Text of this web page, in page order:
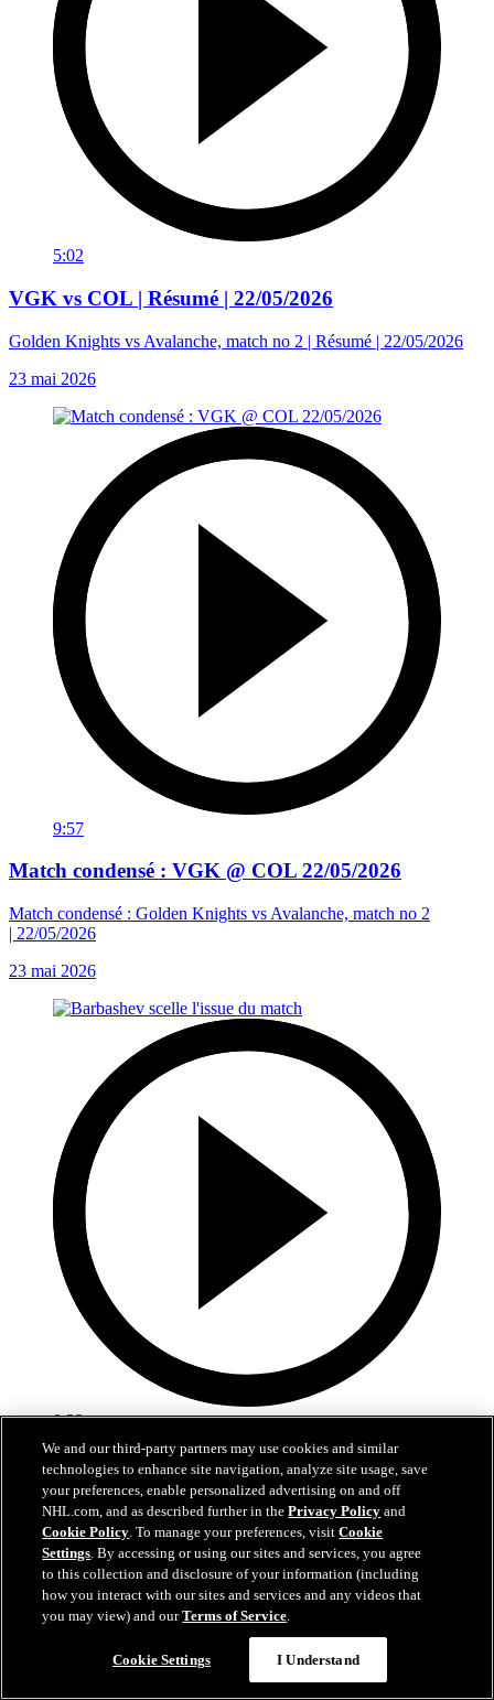
5:02
VGK vs COL | Résumé | 22/05/2026
Golden Knights vs Avalanche, match no 2 | Résumé | 22/05/2026
23 mai 2026
9:57
Match condensé : VGK @ COL 22/05/2026
Match condensé : Golden Knights vs Avalanche, match no 2
| 22/05/2026
23 mai 2026
0:33
Barbashev scelle l'issue du match
VGK@COL: Barbashev confirme la victoire avec son 2e but
23 mai 2026
We and our third-party partners may use cookies and similar
technologies to enhance site navigation, analyze site usage, save
your preferences, enable personalized advertising on and off
NHL.com, and as described further in thePrivacy Policy and
Cookie Policy. To manage your preferences, visitCookie
Settings. By accessing or using our sites and services, you agree
to this collection and disclosure of your information (including
how you interact with our sites and services and any videos that
you may view) and ourTerms of Service.
Cookie Settings I Understand